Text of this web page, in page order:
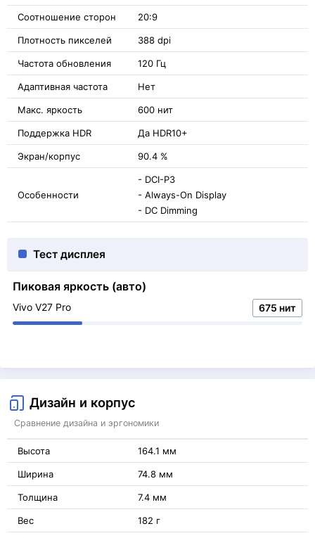
Соотношение сторон 20:9
Плотность пикселей 388 dpi
Частота обновления 120 Гц
Адаптивная частота Нет
Макс. яркость 600 нит
Поддержка HDR Да HDR10+
Экран/корпус 90.4 %
Особенности
- DCI-P3
- Always-On Display
- DC Dimming
Тест дисплея
Пиковая яркость (авто)
Vivo V27 Pro 675 нит
Дизайн и корпус
Сравнение дизайна и эргономики
Высота 164.1 мм
Ширина 74.8 мм
Толщина 7.4 мм
Вес 182 г